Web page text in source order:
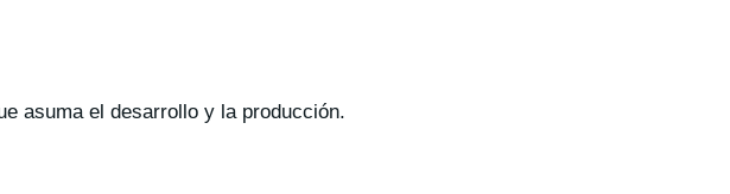
asuma el desarrollo y la producción.